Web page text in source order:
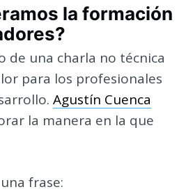
la formación
de una charla no técnica
para los profesionales
Agustín Cuenca
la manera en la que
frase: